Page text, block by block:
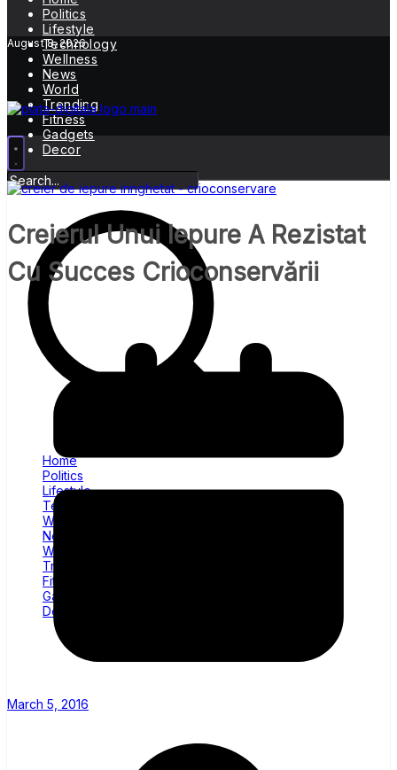
Politics
Lifestyle
Technology
Wellness
News
World
Trending
Fitness
Gadgets
Decor
August 8, 2026
Home
Politics
Lifestyle
Technology
Wellness
News
World
Trending
Fitness
Gadgets
Decor
Creierul Unui Iepure A Rezistat
Cu Succes Crioconservării
March 5, 2016